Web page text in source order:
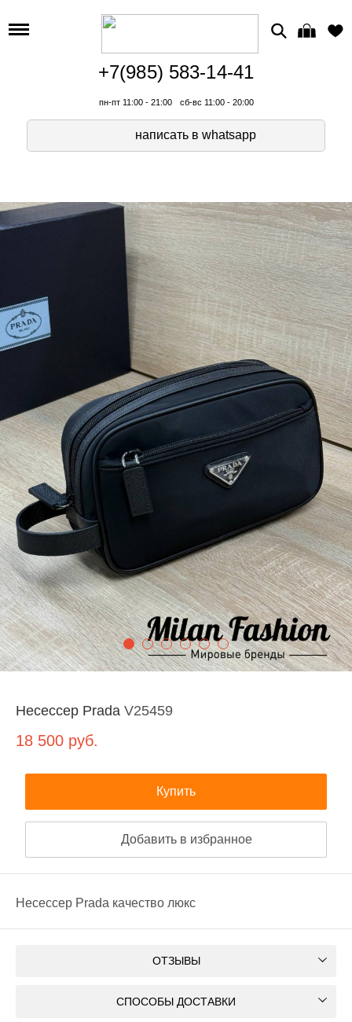
+7(985) 583-14-41
пн-пт 11:00 - 21:00 сб-вс 11:00 - 20:00
написать в whatsapp
Несессер Prada V25459
18 500 руб.
Купить
Добавить в избранное
Несессер Prada качество люкс
ОТЗЫВЫ
СПОСОБЫ ДОСТАВКИ